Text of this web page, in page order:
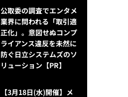
公​​取委の調査でエンタメ
業界に問われる「取引適
正化」。意図せぬコンプ
ライアンス違反を未然に
防ぐ日立システムズのソ
リューション​【PR】
【3月18日(水)開催】メ